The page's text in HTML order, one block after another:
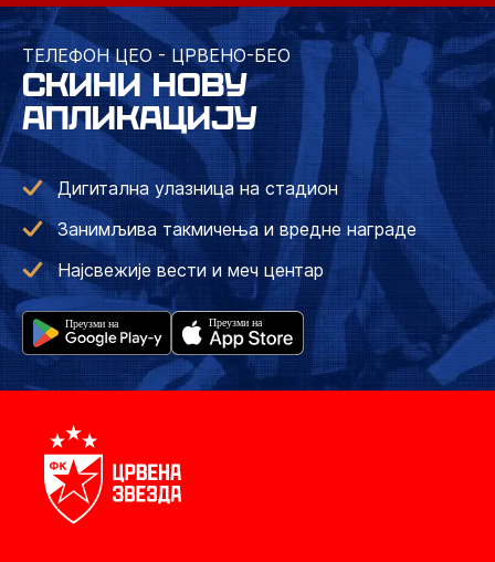
ТЕЛЕФОН ЦЕО - ЦРВЕНО-БЕО
СКИНИ НОВУ
АПЛИКАЦИЈУ
Дигитална улазница на стадион
Занимљива такмичења и вредне награде
Најсвежије вести и меч центар